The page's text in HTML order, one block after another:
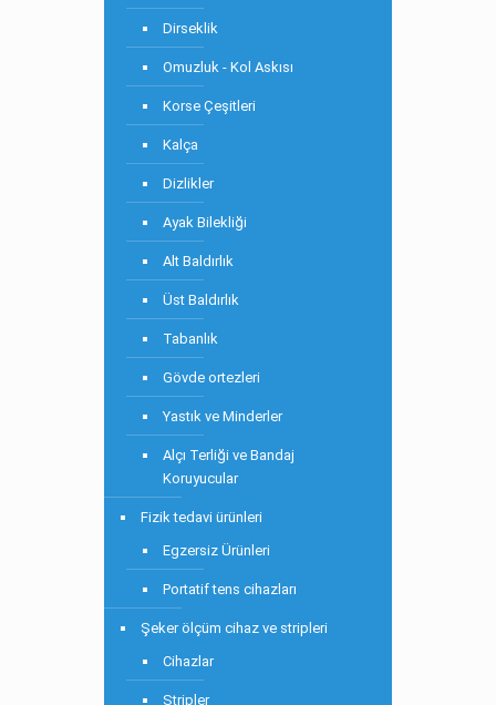
Dirseklik
Omuzluk - Kol Askısı
Korse Çeşitleri
Kalça
Dizlikler
Ayak Bilekliği
Alt Baldırlık
Üst Baldırlık
Tabanlık
Gövde ortezleri
Yastık ve Minderler
Alçı Terliği ve Bandaj
Koruyucular
Fizik tedavi ürünleri
Egzersiz Ürünleri
Portatif tens cihazları
Şeker ölçüm cihaz ve stripleri
Cihazlar
Stripler